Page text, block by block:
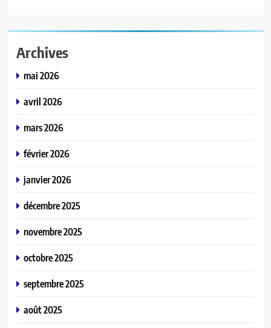
Archives
mai 2026
avril 2026
mars 2026
février 2026
janvier 2026
décembre 2025
novembre 2025
octobre 2025
septembre 2025
août 2025